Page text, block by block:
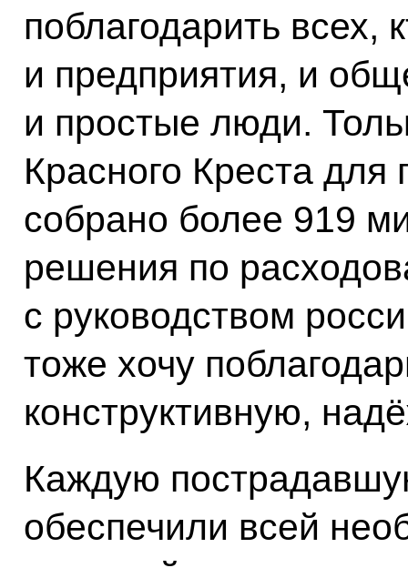
поблагодарить всех,
и предприятия, и
и простые люди.
Красного Креста
собрано более 919
решения по
с руководством
тоже хочу
конструктивную,
Каждую
обеспечили всей